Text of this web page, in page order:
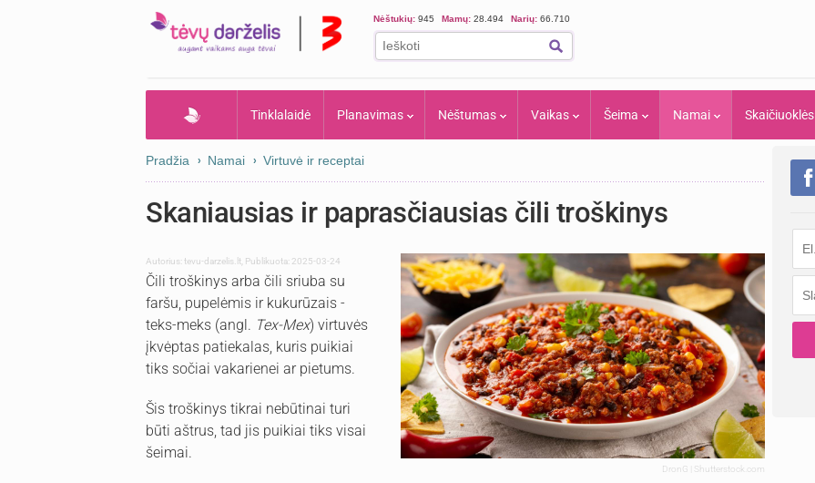
Nėštukių: 945 Mamų: 28.494 Narių: 66.710
Tinklalaidė Planavimas Nėštumas Vaikas Šeima Namai Skaičiuoklės
Pradžia Namai Virtuvė ir receptai
Skaniausias ir paprasčiausias čili troškinys
Autorius:tevu-darzelis.lt Publikuota: 2025-03-24
DronG | Shutterstock.com
Čili troškinys arba čili sriuba su
faršu, pupelėmis ir kukurūzais -
teks-meks (angl. Tex-Mex) virtuvės
įkvėptas patiekalas, kuris puikiai
tiks sočiai vakarienei ar pietums.
Šis troškinys tikrai nebūtinai turi
būti aštrus, tad jis puikiai tiks visai
šeimai.